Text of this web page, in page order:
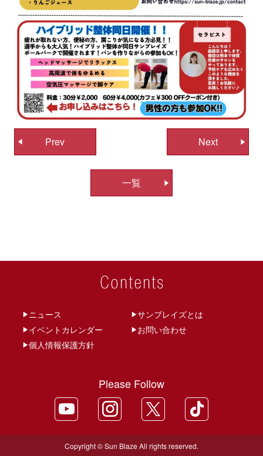
投
稿
Prev Next
一覧
ニュース
サンブレイズとは
イベントカレンダー
お問い合わせ
個人情報保護方針
Please Follow
Copyright © Sun Blaze All rights reserved.